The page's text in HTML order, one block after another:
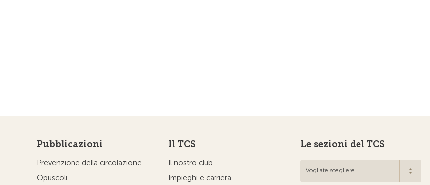
Pubblicazioni
Prevenzione della circolazione
Opuscoli
Il TCS
Il nostro club
Impieghi e carriera
Le sezioni del TCS
Vogliate scegliere